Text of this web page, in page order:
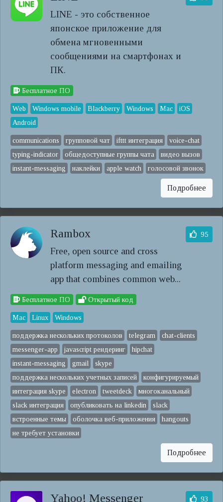
LINE - это собственное
японское приложение для
обмена мгновенными
сообщениями на смартфонах и
ПК.
Бесплатное ПО
Web Windows mobile Blackberry Windows Mac
iOS
Android
communications групповой чат ifttt интеграция
voice-chat
typing-indicator
общедоступные группы чата
видео вызов
instant-messaging
наклейки apple watch голосовой звонок
Подробнее
Rambox
Free, open source and cross
platform messaging and emailing
app that combines common web...
95
Бесплатное ПО Открытый код
Mac Linux Windows
поддержка нескольких протоколов telegram
chat-clients
messenger-app
javascript рендеринг
hipchat
instant-messaging
gmail
skype
поддержка нескольких учетных записей
конфигурируемый
интеграция skype
electron tweetdeck
многоканальный
slack интеграция
опубликовать на linkedin
slack
встроенные темы
оболочка веб-приложения
hangouts
не требует установки
Подробнее
Yahoo! Messenger 93